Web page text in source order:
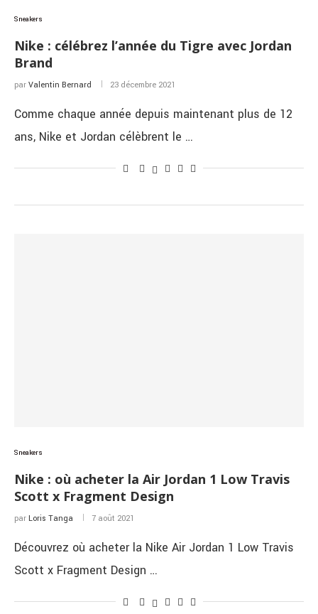
Sneakers
Nike : célébrez l’année du Tigre avec Jordan
Brand
par Valentin Bernard 23 décembre 2021
Comme chaque année depuis maintenant plus de 12
ans, Nike et Jordan célèbrent le …
Sneakers
Nike : où acheter la Air Jordan 1 Low Travis
Scott x Fragment Design
par Loris Tanga 7 août 2021
Découvrez où acheter la Nike Air Jordan 1 Low Travis
Scott x Fragment Design …